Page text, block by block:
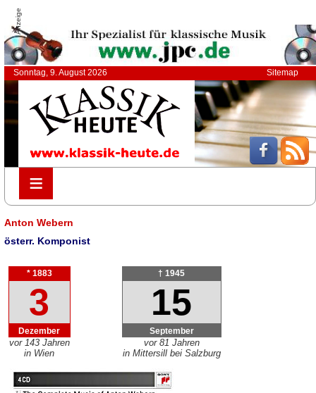
Anzeige
Sonntag, 9. August 2026 Sitemap
≡
≡
Anton Webern
österr. Komponist
* 1883
3
Dezember
vor 143 Jahren
in Wien
† 1945
15
September
vor 81 Jahren
in Mittersill bei Salzburg